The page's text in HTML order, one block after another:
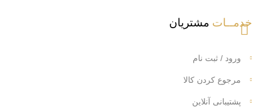
خدمــات مشتریان
ورود / ثبت نام
مرجوع کردن کالا
پشتیبانی آنلاین